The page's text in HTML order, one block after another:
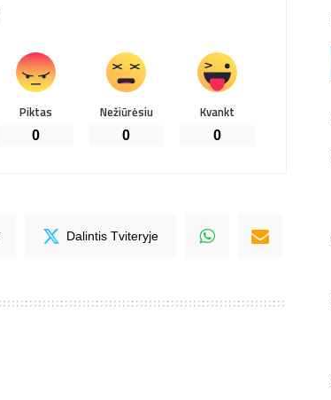
Piktas
0
Nežiūrėsiu
0
Kvankt
0
Dalintis Tviteryje